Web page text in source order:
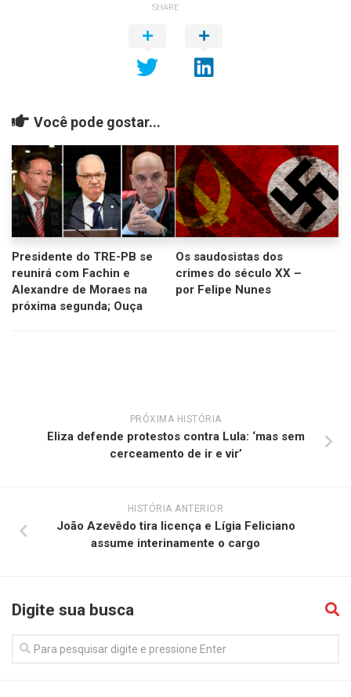
SHARE
Você pode gostar...
Presidente do TRE-PB se
reunirá com Fachin e
Alexandre de Moraes na
próxima segunda; Ouça
Os saudosistas dos
crimes do século XX –
por Felipe Nunes
PRÓXIMA HISTÓRIA
Eliza defende protestos contra Lula: ‘mas sem
cerceamento de ir e vir’
HISTÓRIA ANTERIOR
João Azevêdo tira licença e Lígia Feliciano
assume interinamente o cargo
Digite sua busca